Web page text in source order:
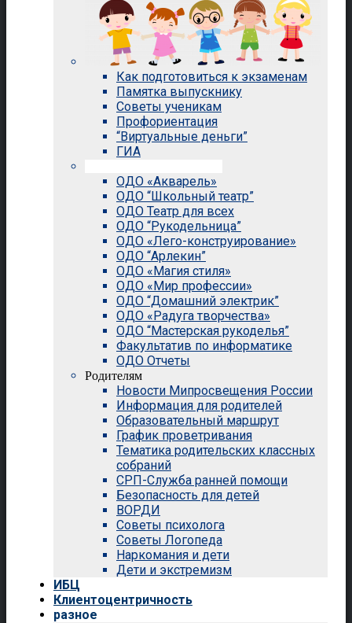
Как подготовиться к экзаменам
Памятка выпускнику
Советы ученикам
Профориентация
“Виртуальные деньги”
ГИА
ОДО «Акварель»
ОДО “Школьный театр”
ОДО Театр для всех
ОДО “Рукодельница”
ОДО «Лего-конструирование»
ОДО “Арлекин”
ОДО «Магия стиля»
ОДО «Мир профессии»
ОДО “Домашний электрик”
ОДО «Радуга творчества»
ОДО “Мастерская рукоделья”
Факультатив по информатике
ОДО Отчеты
Родителям
Новости Мипросвещения России
Информация для родителей
Образовательный маршрут
График проветривания
Тематика родительских классных
собраний
СРП-Служба ранней помощи
Безопасность для детей
ВОРДИ
Советы психолога
Советы Логопеда
Наркомания и дети
Дети и экстремизм
ИБЦ
Клиентоцентричность
разное